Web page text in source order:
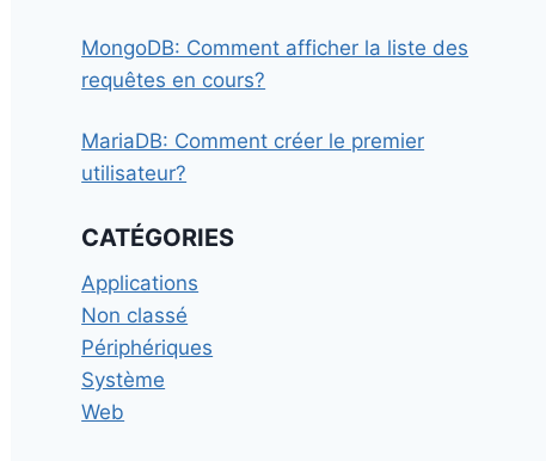
MongoDB: Comment afficher la liste des
requêtes en cours?
MariaDB: Comment créer le premier
utilisateur?
CATÉGORIES
Applications
Non classé
Périphériques
Système
Web